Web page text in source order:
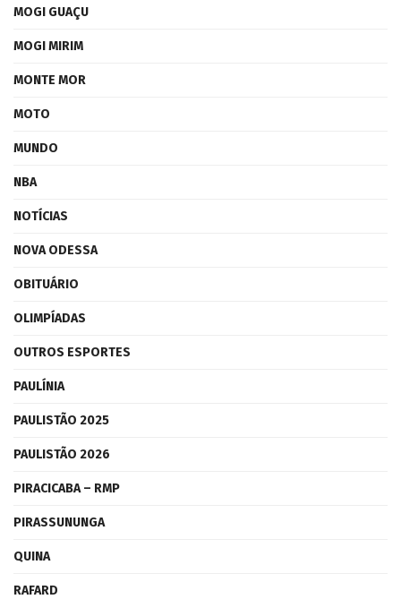
MOGI GUAÇU
MOGI MIRIM
MONTE MOR
MOTO
MUNDO
NBA
NOTÍCIAS
NOVA ODESSA
OBITUÁRIO
OLIMPÍADAS
OUTROS ESPORTES
PAULÍNIA
PAULISTÃO 2025
PAULISTÃO 2026
PIRACICABA – RMP
PIRASSUNUNGA
QUINA
RAFARD